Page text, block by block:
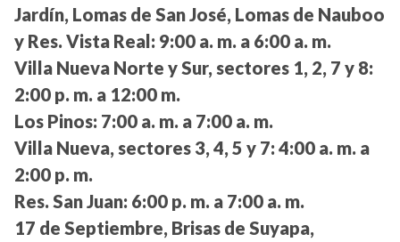
Jardín, Lomas de San José, Lomas de Nauboo
y Res. Vista Real: 9:00 a. m. a 6:00 a. m.
Villa Nueva Norte y Sur, sectores 1, 2, 7 y 8:
2:00 p. m. a 12:00 m.
Los Pinos: 7:00 a. m. a 7:00 a. m.
Villa Nueva, sectores 3, 4, 5 y 7: 4:00 a. m. a
2:00 p. m.
Res. San Juan: 6:00 p. m. a 7:00 a. m.
17 de Septiembre, Brisas de Suyapa,